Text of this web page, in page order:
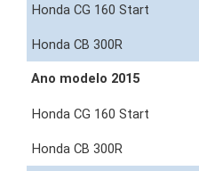
Ano modelo 2015